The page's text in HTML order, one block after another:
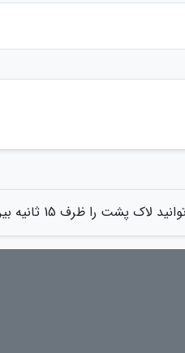
ثانیه بین حیوانات دیگر پیدا کنید؟